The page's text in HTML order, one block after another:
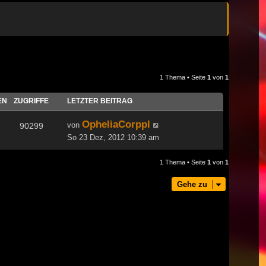
1 Thema • Seite 1 von 1
ZUGRIFFE LETZTER BEITRAG
90299 von OpheliaCorppl
So 23 Dez, 2012 10:39 am
1 Thema • Seite 1 von 1
Gehe zu